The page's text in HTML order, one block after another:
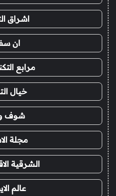
اشراق
ان
مرابع
خيال
شوف
مجلة
الشرقية
عالم